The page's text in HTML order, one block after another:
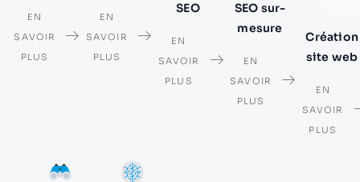
EN
SAVOIR
PLUS
EN
SAVOIR
PLUS
SEO
EN
SAVOIR
PLUS
SEO sur-
mesure
EN
SAVOIR
PLUS
Création
site web
EN
SAVOIR
PLUS